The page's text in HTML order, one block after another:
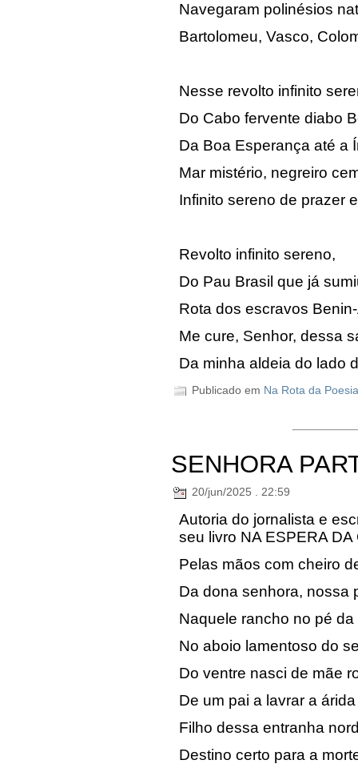
Navegaram polinésios
Bartolomeu, Vasco,
Nesse revolto infinito
Do Cabo fervente diabo
Da Boa Esperança até a
Mar mistério, negreiro
Infinito sereno de prazer
Revolto infinito sereno,
Do Pau Brasil que já
Rota dos escravos
Me cure, Senhor, dessa
Da minha aldeia do lado
Publicado em Na Rota da Poesia
SENHORA
20/jun/2025 . 22:59
Autoria do jornalista e
seu livro NA ESPERA DA
Pelas mãos com cheiro
Da dona senhora, nossa
Naquele rancho no pé da
No aboio lamentoso do
Do ventre nasci de mãe
De um pai a lavrar a
Filho dessa entranha
Destino certo para a